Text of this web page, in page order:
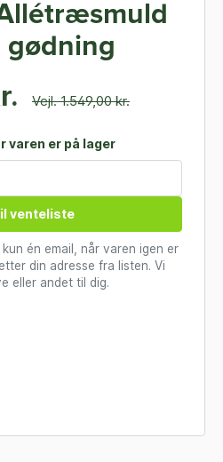
gødning
Vejl. 1.549,00 kr.
varen er på lager
venteliste
én email, når varen igen er
din adresse fra listen. Vi
eller andet til dig.